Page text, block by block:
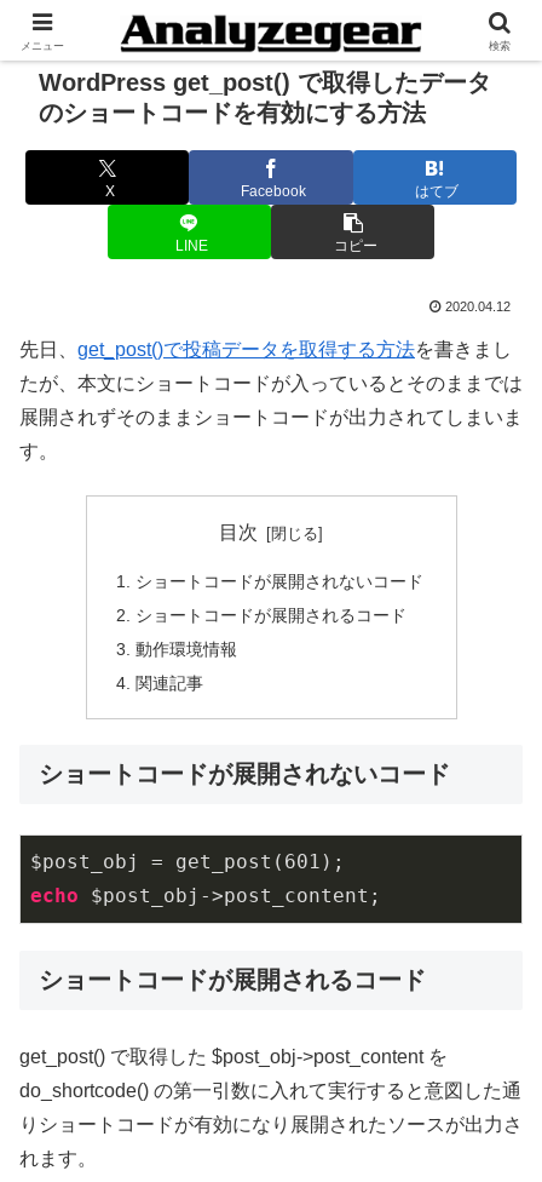
WordPress get_post() で取得したデータ
のショートコードを有効にする方法
X Facebook はてブ
LINE コピー
2020.04.12
先日、 get_post()で投稿データを取得する方法を書きまし
たが、本文にショートコードが入っているとそのままでは
展開されずそのままショートコードが出力されてしまいま
す。
目次
ショートコードが展開されないコード
ショートコードが展開されるコード
動作環境情報
関連記事
ショートコードが展開されないコード
$post_obj = get_post( 601
echo $post_obj->post_content;
ショートコードが展開されるコード
get_post() で取得した $post_obj->post_content を
do_shortcode() の第一引数に入れて実行すると意図した通
りショートコードが有効になり展開されたソースが出力さ
れます。
メニュー 検索